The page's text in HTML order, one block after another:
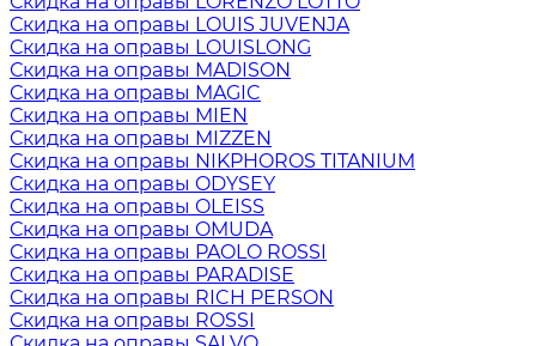
Скидка на оправы LOUIS JUVENJA
Скидка на оправы LOUISLONG
Скидка на оправы MADISON
Скидка на оправы MAGIC
Скидка на оправы MIEN
Скидка на оправы MIZZEN
Скидка на оправы NIKPHOROS TITANIUM
Скидка на оправы ODYSEY
Скидка на оправы OLEISS
Скидка на оправы OMUDA
Скидка на оправы PAOLO ROSSI
Скидка на оправы PARADISE
Скидка на оправы RICH PERSON
Скидка на оправы ROSSI